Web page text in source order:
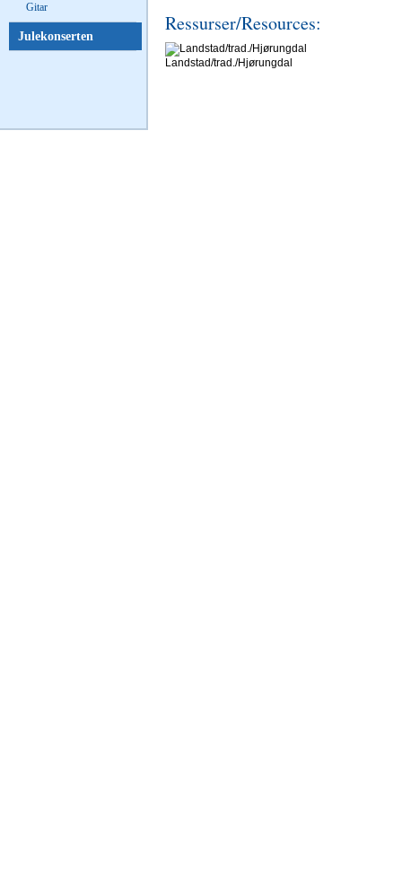
Gitar
Julekonserten
Ressurser/Resources:
Landstad/trad./Hjørungdal